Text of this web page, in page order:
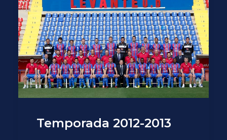
Temporada 2012-2013